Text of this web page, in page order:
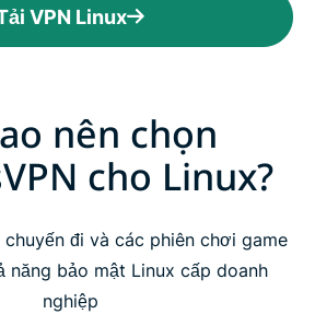
VPN Linux
nên chọn
cho Linux?
đi và các phiên chơi game
năng bảo mật Linux cấp doanh
nghiệp